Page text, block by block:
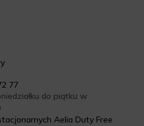
77
do piątku w
Aelia Duty Free